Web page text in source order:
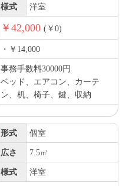
様式 洋室
￥42,000 (￥0)
・￥14,000
事務手数料30000円
ベッド、エアコン、カーテ
ン、机、椅子、鍵、収納
形式 個室
広さ 7.5㎡
様式 洋室